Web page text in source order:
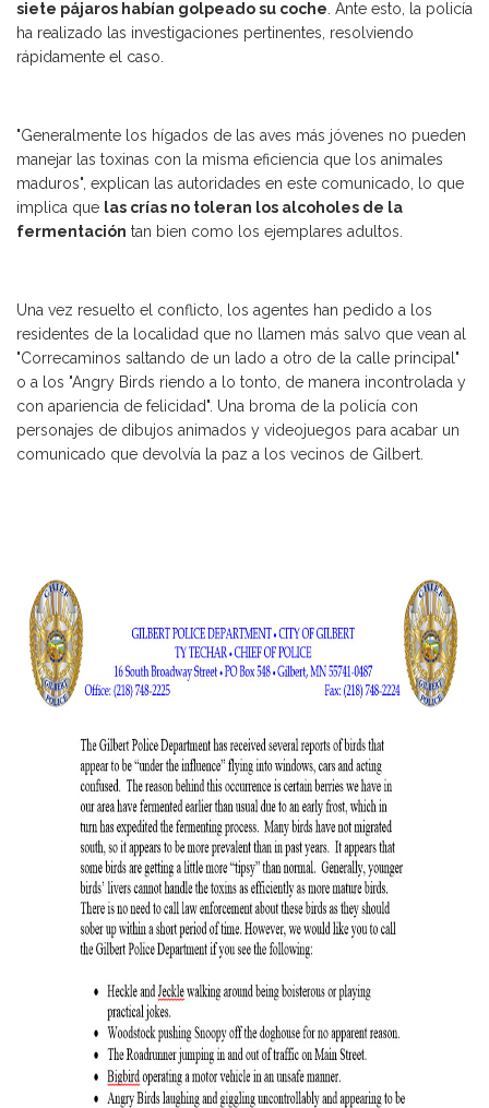
siete pájaros habían golpeado su coche. Ante esto, la policía
ha realizado las investigaciones pertinentes, resolviendo
rápidamente el caso.
"Generalmente los hígados de las aves más jóvenes no pueden
manejar las toxinas con la misma eficiencia que los animales
maduros", explican las autoridades en este comunicado, lo que
implica que las crías no toleran los alcoholes de la
fermentación tan bien como los ejemplares adultos.
Una vez resuelto el conflicto, los agentes han pedido a los
residentes de la localidad que no llamen más salvo que vean al
"Correcaminos saltando de un lado a otro de la calle principal"
o a los "Angry Birds riendo a lo tonto, de manera incontrolada y
con apariencia de felicidad". Una broma de la policía con
personajes de dibujos animados y videojuegos para acabar un
comunicado que devolvía la paz a los vecinos de Gilbert.